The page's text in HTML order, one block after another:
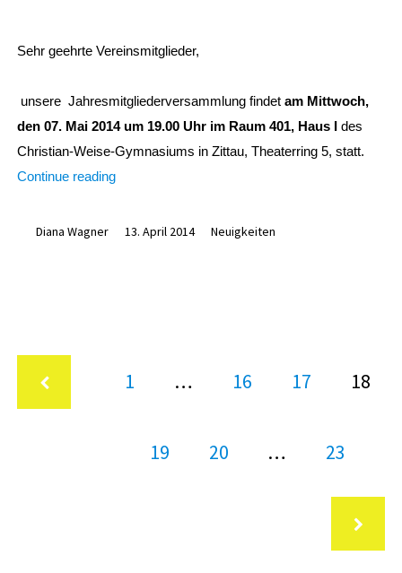
Diana Wagner 13. April 2014 Neuigkeiten
Sehr geehrte Vereinsmitglieder,
unsere Jahresmitgliederversammlung findet am Mittwoch,
den 07. Mai 2014 um 19.00 Uhr im Raum 401, Haus I des
Christian-Weise-Gymnasiums in Zittau, Theaterring 5, statt.
Continue reading„Einladung
Page
1 … Page
16 Page
17 Page
18
Page
19 Page
20 … Page
23